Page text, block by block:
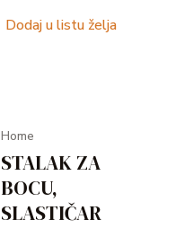
Dodaj u listu želja
Home
STALAK ZA
BOCU,
SLASTIČAR